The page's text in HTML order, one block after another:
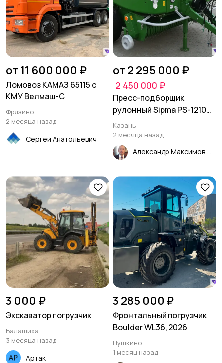
от 11 600 000 ₽
Ломовоз КАМАЗ 65115 с
КМУ Велмаш-С
Фрязино
2 месяца назад
Сергей Анатольевич
от 2 295 000 ₽
2 450 000 ₽
Пресс-подборщик
рулонный Sipma PS-1210
Classic
Казань
2 месяца назад
Александр Максимов
3 000 ₽
Экскаватор погрузчик
Балашиха
3 месяца назад
Артак
3 285 000 ₽
Фронтальный погрузчик
Boulder WL36, 2026
Пушкино
1 месяц назад